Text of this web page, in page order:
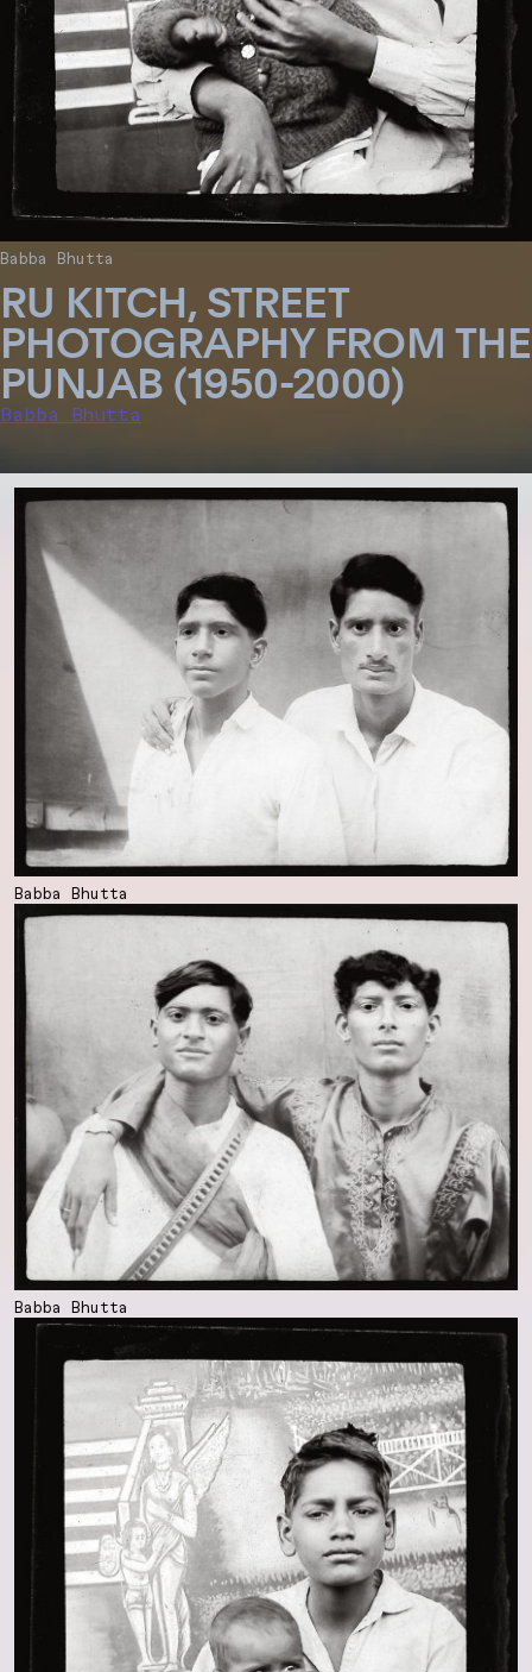
RU KITCH, STREET
PHOTOGRAPHY FROM THE
PUNJAB (1950-2000)
Babba Bhutta
Babba Bhutta
Babba Bhutta
Babba Bhutta